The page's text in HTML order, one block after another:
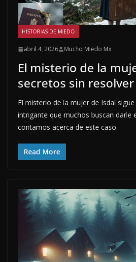
HISTORIAS DE MIEDO
abril 4, 2026 Mucho Miedo Mx
El misterio de la
secretos sin resolver
El misterio de la mujer de Isdal
intrigante que muchos buscan darle
contamos acerca de este caso.
Read More